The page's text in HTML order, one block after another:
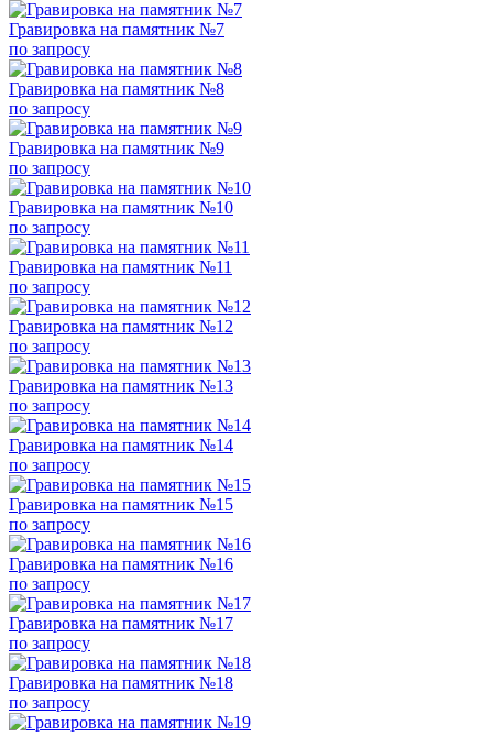
Гравировка на памятник №7
по запросу
Гравировка на памятник №8
по запросу
Гравировка на памятник №9
по запросу
Гравировка на памятник №10
по запросу
Гравировка на памятник №11
по запросу
Гравировка на памятник №12
по запросу
Гравировка на памятник №13
по запросу
Гравировка на памятник №14
по запросу
Гравировка на памятник №15
по запросу
Гравировка на памятник №16
по запросу
Гравировка на памятник №17
по запросу
Гравировка на памятник №18
по запросу